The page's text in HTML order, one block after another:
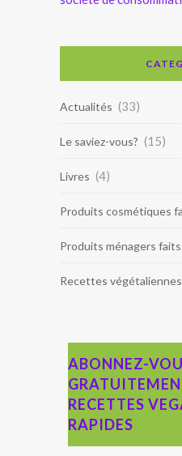
Actualités (33)
Le saviez-vous? (15)
Livres (4)
Produits cosmétiques
Produits ménagers faits
Recettes végétaliennes
ABONNEZ-
RECETTES
RAPIDES